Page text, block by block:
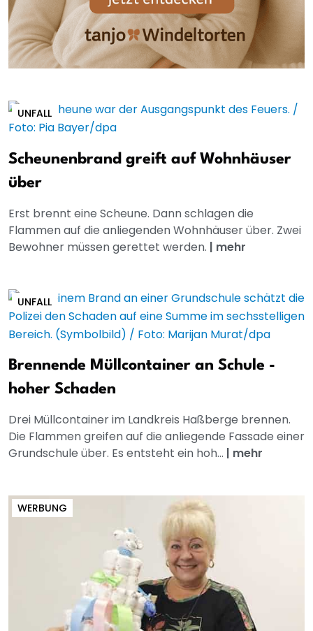
UNFALL
Scheunenbrand greift auf Wohnhäuser
über
Erst brennt eine Scheune. Dann schlagen die
Flammen auf die anliegenden Wohnhäuser über. Zwei
Bewohner müssen gerettet werden. | mehr
UNFALL
Brennende Müllcontainer an Schule -
hoher Schaden
Drei Müllcontainer im Landkreis Haßberge brennen.
Die Flammen greifen auf die anliegende Fassade einer
Grundschule über. Es entsteht ein hoh... | mehr
WERBUNG